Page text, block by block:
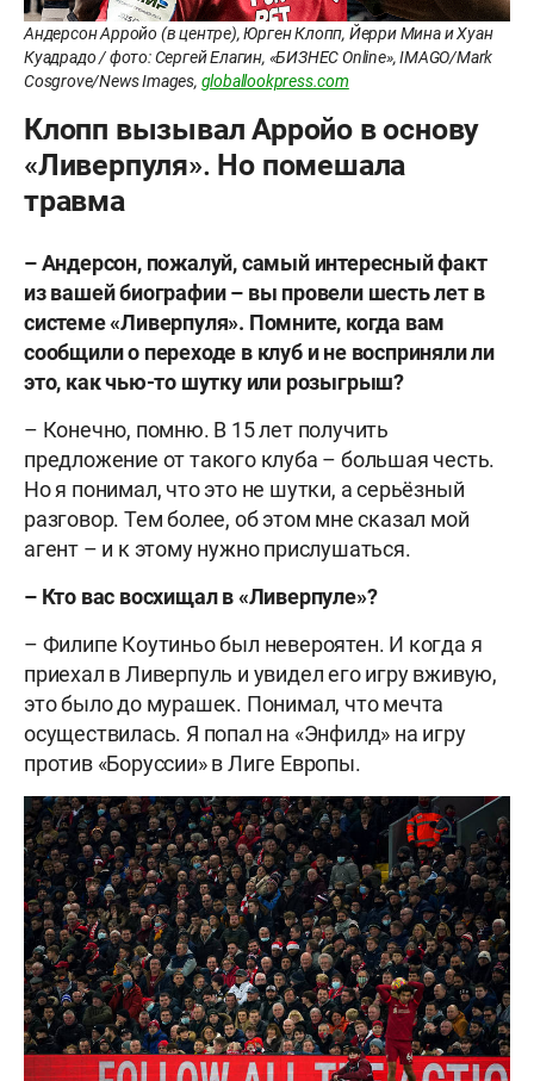
Андерсон Арройо (в центре), Юрген Клопп, Йерри Мина и Хуан
Куадрадо / фото: Сергей Елагин, «БИЗНЕС Online», IMAGO/Mark
Cosgrove/News Images, globallookpress.com
Клопп вызывал Арройо в основу
«Ливерпуля». Но помешала
травма
– Андерсон, пожалуй, самый интересный факт
из вашей биографии – вы провели шесть лет в
системе «Ливерпуля». Помните, когда вам
сообщили о переходе в клуб и не восприняли ли
это, как чью-то шутку или розыгрыш?
– Конечно, помню. В 15 лет получить
предложение от такого клуба – большая честь.
Но я понимал, что это не шутки, а серьёзный
разговор. Тем более, об этом мне сказал мой
агент – и к этому нужно прислушаться.
– Кто вас восхищал в «Ливерпуле»?
– Филипе Коутиньо был невероятен. И когда я
приехал в Ливерпуль и увидел его игру вживую,
это было до мурашек. Понимал, что мечта
осуществилась. Я попал на «Энфилд» на игру
против «Боруссии» в Лиге Европы.